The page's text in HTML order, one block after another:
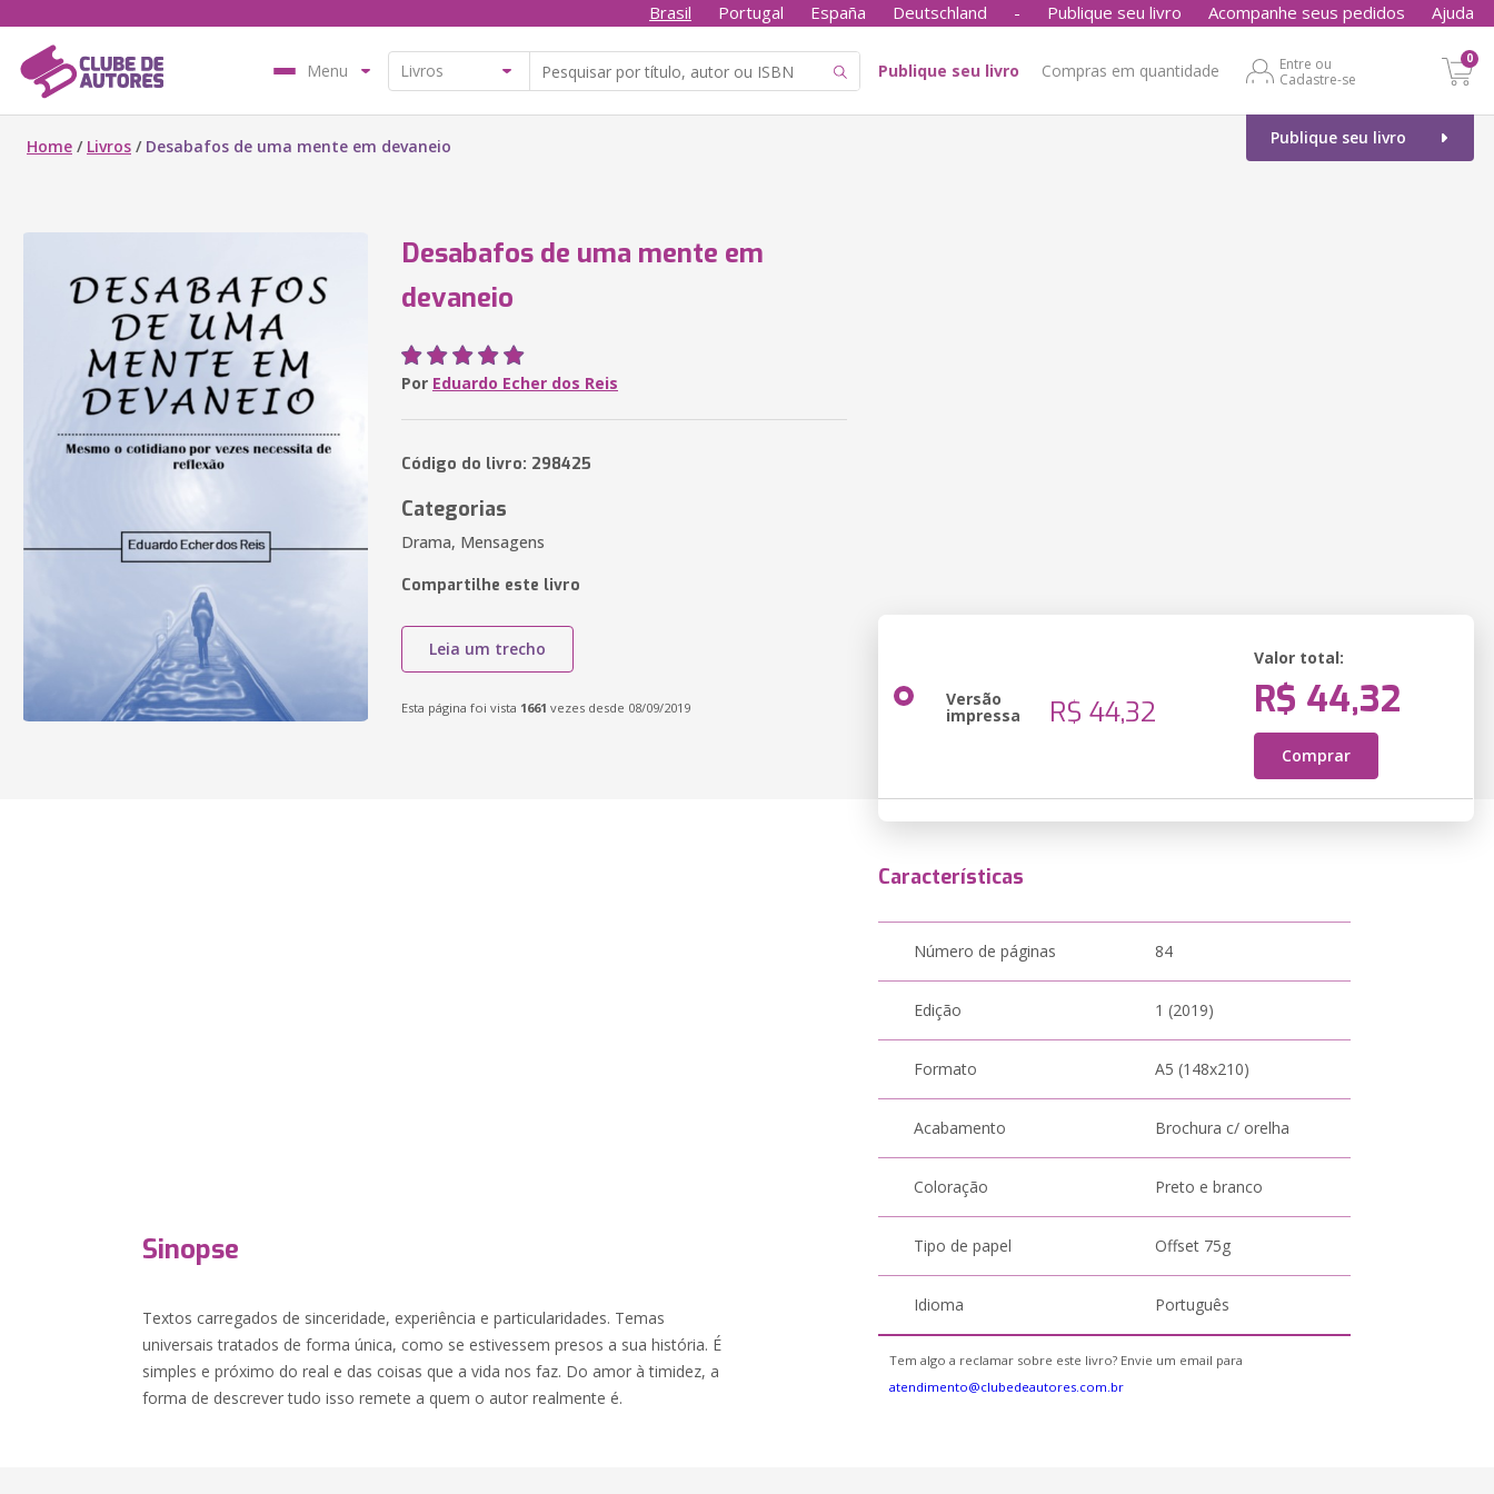
Brasil Portugal España Deutschland - Publique seu livro Acompanhe seus pedidos Ajuda
Menu Publique seu livro Compras em quantidade
Entre ou
Cadastre-se
0
Publique seu livro
Home / Livros / Desabafos de uma mente em devaneio
Desabafos de uma mente em
devaneio
Por Eduardo Echer dos Reis
Código do livro: 298425
Categorias
Drama, Mensagens
Compartilhe este livro
Leia um trecho
Esta página foi vista 1661 vezes desde 08/09/2019 Versão
impressa R$ 44,32
Valor total:
R$ 44,32
Comprar
Sinopse
Textos carregados de sinceridade, experiência e particularidades. Temas
universais tratados de forma única, como se estivessem presos a sua história. É
simples e próximo do real e das coisas que a vida nos faz. Do amor à timidez, a
forma de descrever tudo isso remete a quem o autor realmente é.
Características
Número de páginas 84
Edição 1 (2019)
Formato A5 (148x210)
Acabamento Brochura c/ orelha
Coloração Preto e branco
Tipo de papel Offset 75g
Idioma Português
Tem algo a reclamar sobre este livro? Envie um email para
atendimento@clubedeautores.com.br